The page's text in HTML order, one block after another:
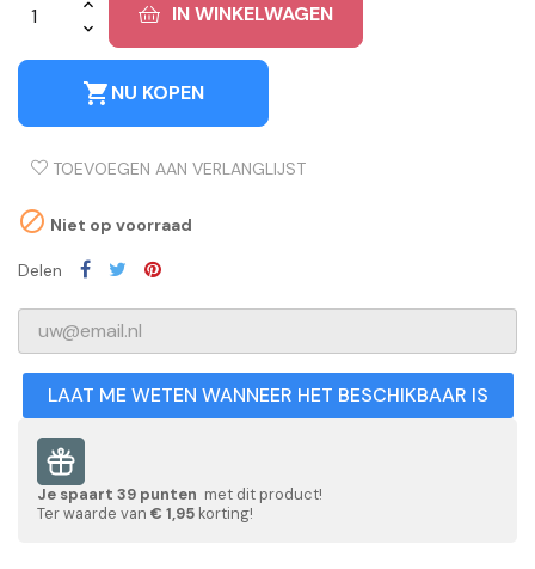
IN WINKELWAGEN
shopping_cartNU KOPEN
TOEVOEGEN AAN VERLANGLIJST
 Niet op voorraad
Delen
LAAT ME WETEN WANNEER HET BESCHIKBAAR IS
Je spaart 39 punten met dit product!
Ter waarde van € 1,95 korting!